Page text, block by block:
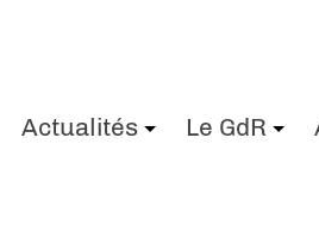
Actualités Le GdR